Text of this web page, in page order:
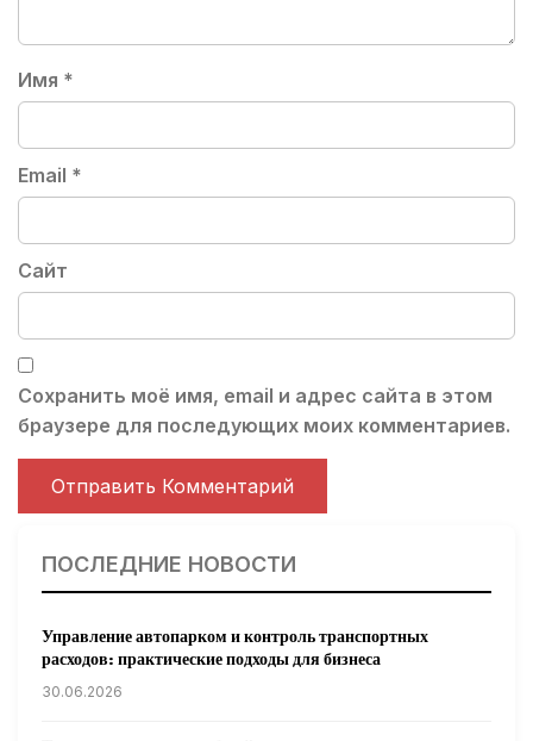
Имя *
Email *
Сайт
Сохранить моё имя, email и адрес сайта в этом
браузере для последующих моих комментариев.
ПОСЛЕДНИЕ НОВОСТИ
Управление автопарком и контроль транспортных
расходов: практические подходы для бизнеса
30.06.2026